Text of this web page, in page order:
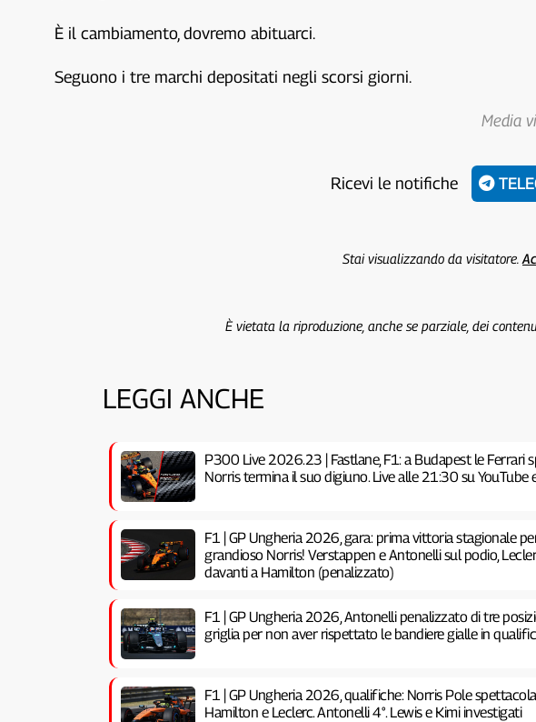
È il cambiamento, dovremo abituarci.
Seguono i tre marchi depositati negli scorsi giorni.
Media
Ricevi le notifiche
Stai visualizzando da visitatore.
È vietata la riproduzione, anche se parziale, dei
LEGGI ANCHE
P300 Live 2026.23 | Fastlane, F1: a Budapest le Ferrari
Norris termina il suo digiuno. Live alle 21:30 su YouTube
F1 | GP Ungheria 2026, gara: prima vittoria stagionale
grandioso Norris! Verstappen e Antonelli sul podio,
davanti a Hamilton (penalizzato)
F1 | GP Ungheria 2026, Antonelli penalizzato di tre
griglia per non aver rispettato le bandiere gialle in
F1 | GP Ungheria 2026, qualifiche: Norris Pole
Hamilton e Leclerc. Antonelli 4°. Lewis e Kimi investigati